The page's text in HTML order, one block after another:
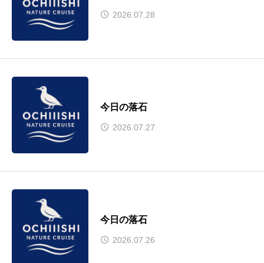
2026.07.28
今日の落石
2026.07.27
今日の落石
2026.07.26